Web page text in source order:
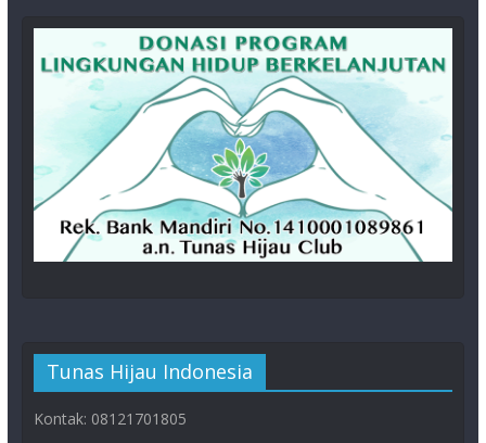
Tunas Hijau Indonesia
Kontak: 08121701805